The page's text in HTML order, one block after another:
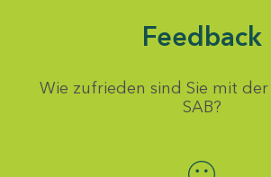
Feedback
Wie zufrieden sind Sie mit
SAB?
Bewertung